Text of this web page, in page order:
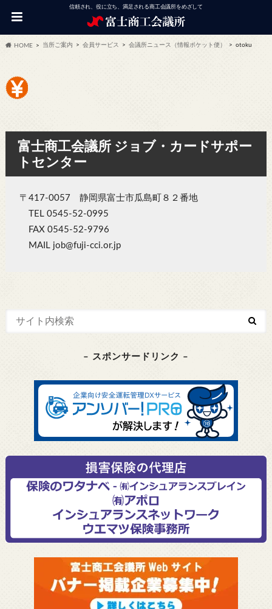
信頼され、役に立ち、満足される商工会議所をめざして
HOME 当所ご案内 会員サービス 会議所ニュース（情報ポケット便） otoku
富士商工会議所 ジョブ・カードサポー
トセンター
〒417-0057 静岡県富士市瓜島町８２番地
TEL 0545-52-0995
FAX 0545-52-9796
MAIL job@fuji-cci.or.jp
– スポンサードリンク –